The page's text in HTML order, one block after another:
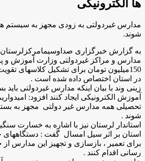
ها الکترونيکی
مدارس غيردولتی به زودی مجهز به سيستم
شوند.
به گزارش خبرگزاری
مدارس و مراکز غيردولتی وزارت آموزش
150ميليون تومان برای تشکيل کلاسهای
در استان اختصاص داده شده است .
زینی وند با بیان اینکه مدارس غیردولتی باید
آموزش الکترونیکی ایجاد کنند افزود:
تحصیلی همه مدارس غیر دولتی مجهز به
شوند .
استاندار لرستان نيز با اشاره به خسارت
استان بر اثر سيل امسال گفت : دستگاههای
برای تعمير ، بازسازی و تجهيز اين مدارس
رسانی اقدام کنند .